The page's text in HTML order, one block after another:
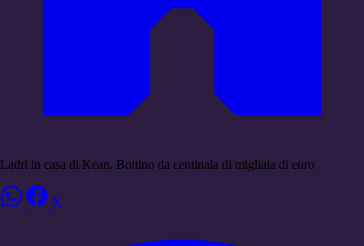
Ladri in casa di Kean. Bottino da centinaia di migliaia di euro